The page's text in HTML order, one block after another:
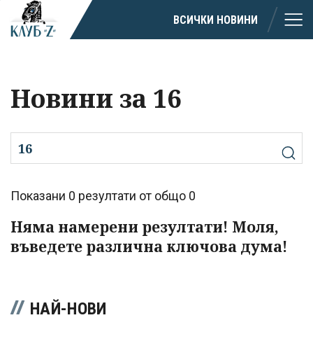
ВСИЧКИ НОВИНИ
Новини за 16
Показани 0 резултати от общо 0
Няма намерени резултати! Моля,
въведете различна ключова дума!
НАЙ-НОВИ